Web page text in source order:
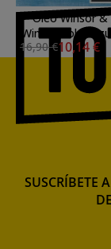
Óleo Winsor
Winton color
(200 ml)
16,90 €10,14 €
SUSCRÍBETE